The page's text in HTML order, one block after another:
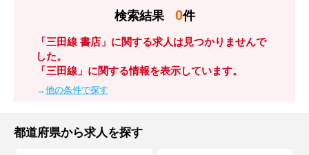
検索結果 0件
「三田線 書店」に関する求人は見つかりませんで
した。
「三田線」に関する情報を表示しています。
→他の条件で探す
都道府県から求人を探す